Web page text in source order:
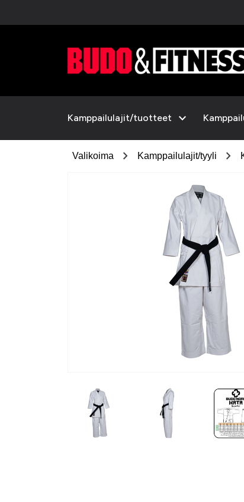
Kamppailulajit/tuotteet expand_more
Valikoima chevron_right Kamppailulajit/tyyli chevron_right